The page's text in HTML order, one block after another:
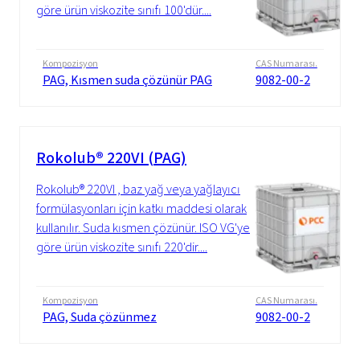
göre ürün viskozite sınıfı 100'dür....
Kompozisyon
PAG, Kısmen suda çözünür PAG
CAS Numarası.
9082-00-2
Rokolub® 220VI (PAG)
Rokolub® 220VI , baz yağ veya yağlayıcı
formülasyonları için katkı maddesi olarak
kullanılır. Suda kısmen çözünür. ISO VG'ye
göre ürün viskozite sınıfı 220'dir....
Kompozisyon
PAG, Suda çözünmez
CAS Numarası.
9082-00-2